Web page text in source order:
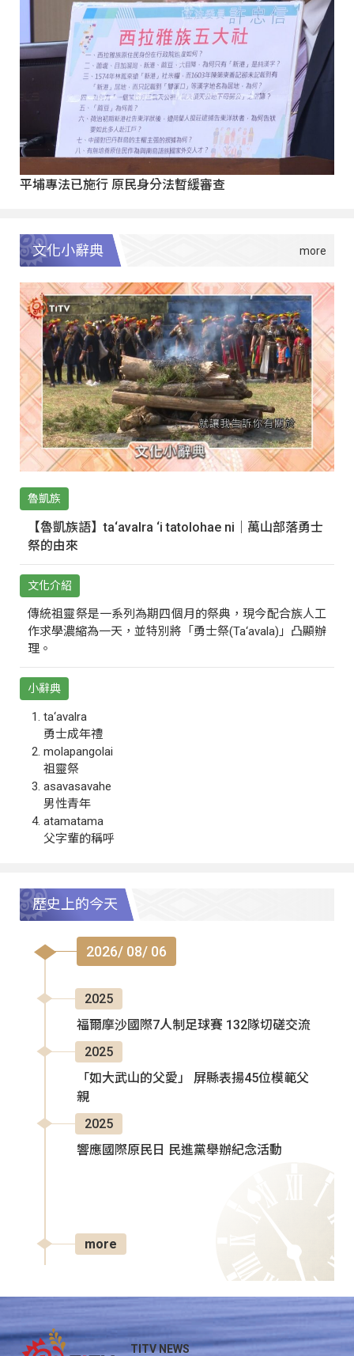
平埔專法已施行 原民身分法暫緩審查
文化小辭典
魯凱族
【魯凱族語】ta‘avalra ‘i tatolohae ni｜萬山部落勇士
祭的由來
文化介紹
傳統祖靈祭是一系列為期四個月的祭典，現今配合族人工
作求學濃縮為一天，並特別將「勇士祭(Ta‘avala)」凸顯辦
理。
小辭典
ta‘avalra
勇士成年禮
molapangolai
祖靈祭
asavasavahe
男性青年
atamatama
父字輩的稱呼
歷史上的今天
2026/ 08/ 06
2025
福爾摩沙國際7人制足球賽 132隊切磋交流
2025
「如大武山的父愛」 屏縣表揚45位模範父
親
2025
響應國際原民日 民進黨舉辦紀念活動
more
TITV NEWS